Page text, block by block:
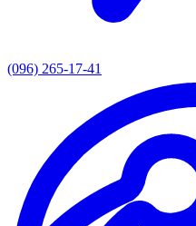
(096) 265-17-41